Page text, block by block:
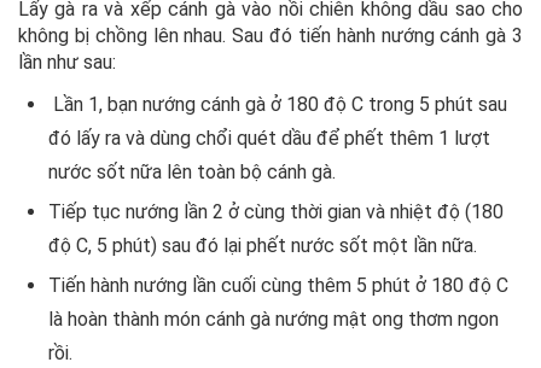
Lấy gà ra và xếp cánh gà vào nồi chiên không dầu sao cho
không bị chồng lên nhau. Sau đó tiến hành nướng cánh gà 3
lần như sau:
Lần 1, bạn nướng cánh gà ở 180 độ C trong 5 phút sau
đó lấy ra và dùng chổi quét dầu để phết thêm 1 lượt
nước sốt nữa lên toàn bộ cánh gà.
Tiếp tục nướng lần 2 ở cùng thời gian và nhiệt độ (180
độ C, 5 phút) sau đó lại phết nước sốt một lần nữa.
Tiến hành nướng lần cuối cùng thêm 5 phút ở 180 độ C
là hoàn thành món cánh gà nướng mật ong thơm ngon
rồi.